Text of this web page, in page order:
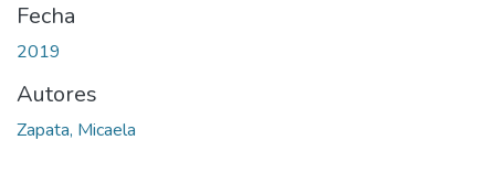
Fecha
2019
Autores
Zapata, Micaela